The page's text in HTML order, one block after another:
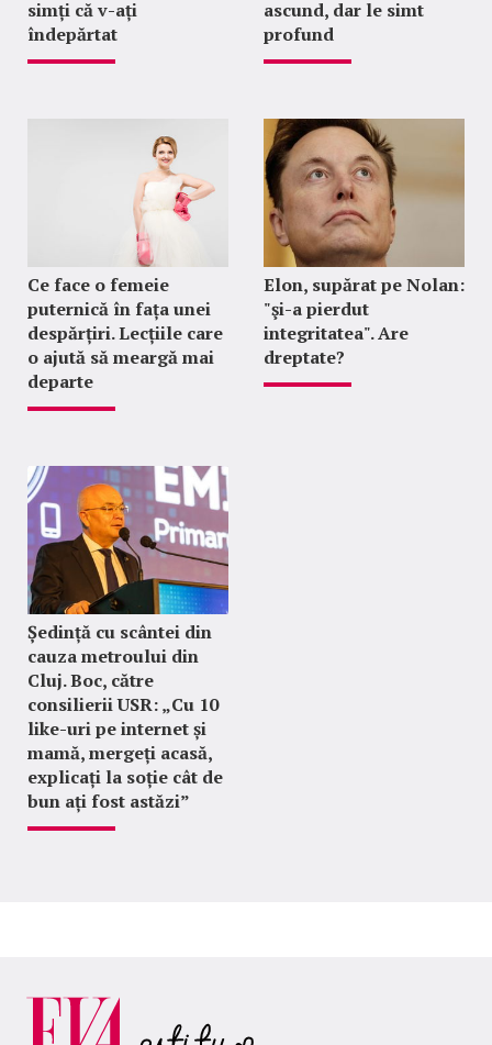
simți că v-ați
îndepărtat
ascund, dar le simt
profund
Ce face o femeie
puternică în fața unei
despărțiri. Lecțiile care
o ajută să meargă mai
departe
Elon, supărat pe Nolan:
"şi-a pierdut
integritatea". Are
dreptate?
Ședință cu scântei din
cauza metroului din
Cluj. Boc, către
consilierii USR: „Cu 10
like-uri pe internet și
mamă, mergeți acasă,
explicați la soție cât de
bun ați fost astăzi”